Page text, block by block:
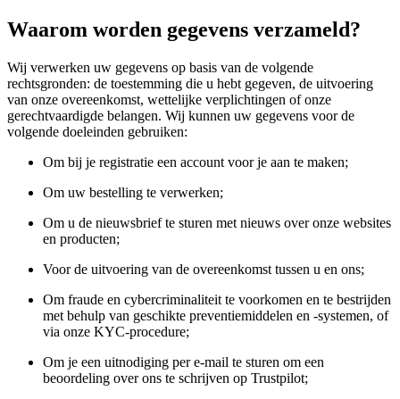
Waarom worden gegevens verzameld?
Wij verwerken uw gegevens op basis van de volgende
rechtsgronden: de toestemming die u hebt gegeven, de uitvoering
van onze overeenkomst, wettelijke verplichtingen of onze
gerechtvaardigde belangen. Wij kunnen uw gegevens voor de
volgende doeleinden gebruiken:
Om bij je registratie een account voor je aan te maken;
Om uw bestelling te verwerken;
Om u de nieuwsbrief te sturen met nieuws over onze websites
en producten;
Voor de uitvoering van de overeenkomst tussen u en ons;
Om fraude en cybercriminaliteit te voorkomen en te bestrijden
met behulp van geschikte preventiemiddelen en -systemen, of
via onze KYC-procedure;
Om je een uitnodiging per e-mail te sturen om een
beoordeling over ons te schrijven op Trustpilot;